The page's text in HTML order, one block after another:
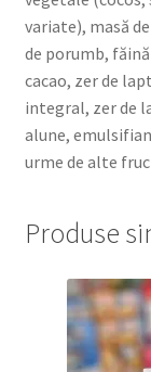
variate), masă
de porumb,
cacao, zer de
integral, zer de
alune,
urme de alte
Produse